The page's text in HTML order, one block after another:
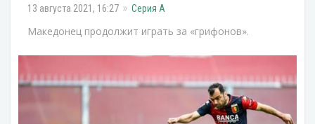
13 августа 2021, 16:27 Серия А
Македонец продолжит играть за «грифонов».